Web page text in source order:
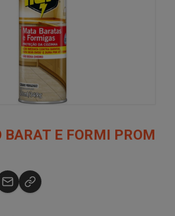
BARAT E FORMI PROM